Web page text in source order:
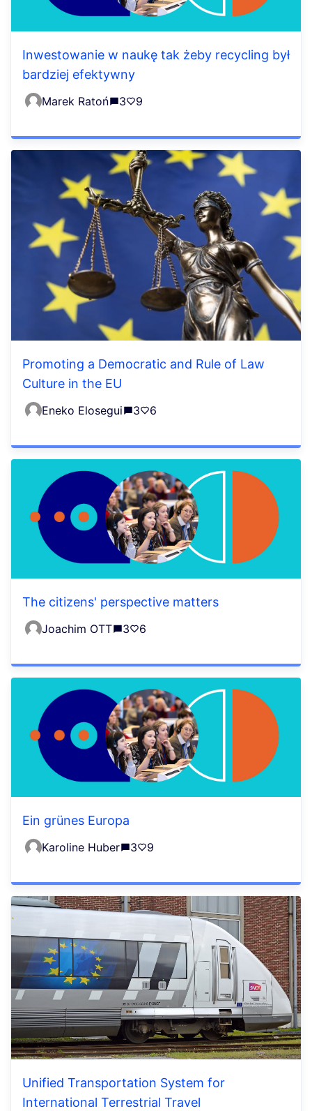
Inwestowanie w naukę tak żeby recycling był
bardziej efektywny
Marek Ratoń 3 9
Promoting a Democratic and Rule of Law
Culture in the EU
Eneko Elosegui 3 6
The citizens' perspective matters
Joachim OTT 3 6
Ein grünes Europa
Karoline Huber 3 9
Unified Transportation System for
International Terrestrial Travel